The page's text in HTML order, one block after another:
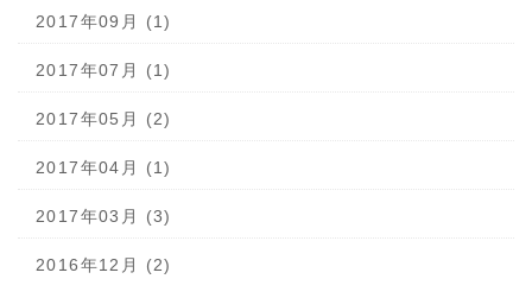
2017年09月 (1)
2017年07月 (1)
2017年05月 (2)
2017年04月 (1)
2017年03月 (3)
2016年12月 (2)